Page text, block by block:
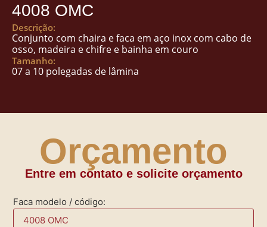
4008 OMC
Descrição:
Conjunto com chaira e faca em aço inox com cabo de
osso, madeira e chifre e bainha em couro
Tamanho:
07 a 10 polegadas de lâmina
Orçamento
Entre em contato e solicite orçamento
Faca modelo / código: